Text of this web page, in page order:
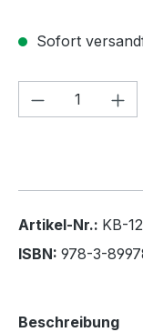
Sofort
Produkt
Artikel-Nr.: KB-
ISBN: 978-3-
Beschreibung